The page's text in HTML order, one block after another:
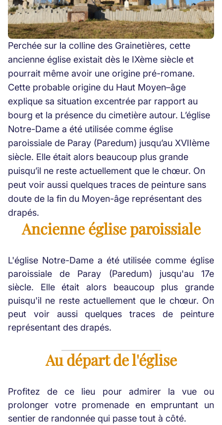
Perchée sur la colline des Grainetières, cette
ancienne église existait dès le IXème siècle et
pourrait même avoir une origine pré-romane.
Cette probable origine du Haut Moyen–âge
explique sa situation excentrée par rapport au
bourg et la présence du cimetière autour. L’église
Notre-Dame a été utilisée comme église
paroissiale de Paray (Paredum) jusqu’au XVIIème
siècle. Elle était alors beaucoup plus grande
puisqu’il ne reste actuellement que le chœur. On
peut voir aussi quelques traces de peinture sans
doute de la fin du Moyen-âge représentant des
drapés.
Ancienne église paroissiale
L'église Notre-Dame a été utilisée comme église
paroissiale de Paray (Paredum) jusqu'au 17e
siècle. Elle était alors beaucoup plus grande
puisqu'il ne reste actuellement que le chœur. On
peut voir aussi quelques traces de peinture
représentant des drapés.
Au départ de l'église
Profitez de ce lieu pour admirer la vue ou
prolonger votre promenade en empruntant un
sentier de randonnée qui passe tout à côté.